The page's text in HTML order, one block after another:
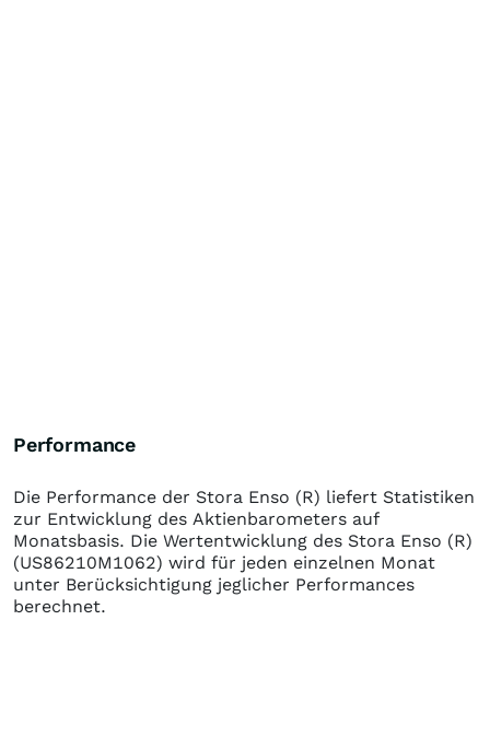
Performance
Die Performance der Stora Enso (R) liefert Statistiken
zur Entwicklung des Aktienbarometers auf
Monatsbasis. Die Wertentwicklung des Stora Enso (R)
(US86210M1062) wird für jeden einzelnen Monat
unter Berücksichtigung jeglicher Performances
berechnet.